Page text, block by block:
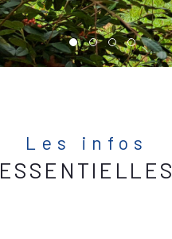
Les infos
ESSENTIELLES